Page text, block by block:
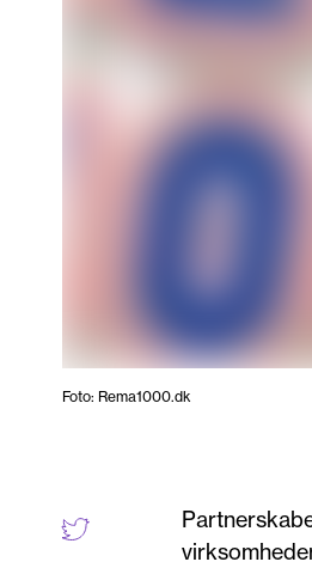
Foto: Rema1000.dk